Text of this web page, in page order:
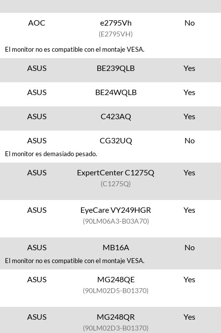
AOC e2795Vh
(E2795VH)
No
El monitor no es compatible con el montaje VESA.
ASUS BE239QLB Yes
ASUS BE24WQLB Yes
ASUS C423AQ Yes
ASUS CG32UQ No
El monitor es demasiado pesado.
ASUS ExpertCenter C1275Q
(C1275Q)
Yes
ASUS EyeCare VY249HGR
(90LM06A3-B03A70)
Yes
ASUS MB16A No
El monitor no es compatible con el montaje VESA.
ASUS MG248QE
(90LM02D5-B01370)
Yes
ASUS MG248QR
(90LM02D3-B01370)
Yes